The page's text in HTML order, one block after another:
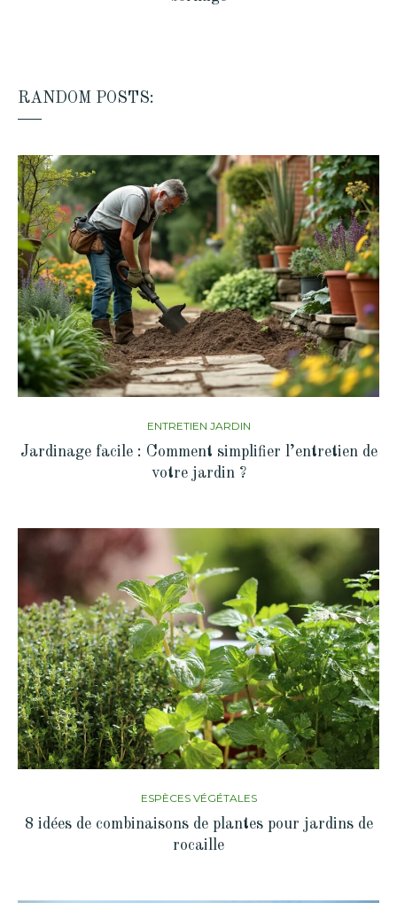
RANDOM POSTS:
ENTRETIEN JARDIN
Jardinage facile : Comment simplifier l’entretien de
votre jardin ?
ESPÈCES VÉGÉTALES
8 idées de combinaisons de plantes pour jardins de
rocaille